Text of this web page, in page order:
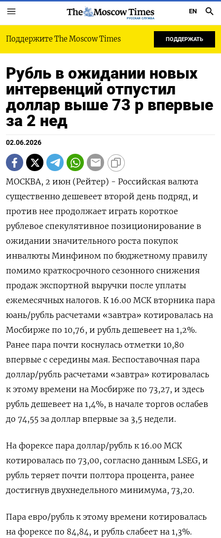
РУССКАЯ СЛУЖБА
EN
Поддержите The Moscow Times ПОДДЕРЖАТЬ
Рубль в ожидании новых
интервенций отпустил
доллар выше 73 р впервые
за 2 нед
02.06.2026
МОСКВА, 2 июн (Рейтер) - Российская валюта
существенно дешевеет второй день подряд, и
против нее продолжает играть короткое
рублевое спекулятивное позиционирование в
ожидании значительного роста покупок
инвалюты Минфином по бюджетному правилу
помимо краткосрочного сезонного снижения
продаж экспортной выручки после уплаты
‌ежемесячных налогов. К 16.00 МСК вторника пара
юань/рубль расчетами «завтра» котировалась на
Мосбирже по 10,76, и рубль дешевеет на 1,2%.
Ранее пара почти коснулась отметки 10,80
впервые с середины мая. Беспоставочная пара
доллар/рубль расчетами «завтра» котировалась
к этому времени ​на Мосбирже по 73,27, и ​здесь
рубль дешевеет на 1,4%, в ​начале торгов ⁠ослабев
до 74,55 за доллар впервые за 3,5 недели.
На форексе пара доллар/рубль ‌к 16.00 МСК
котировалась по 73,00, согласно данным ‌LSEG, и
рубль теряет почти полтора процента, ранее
достигнув двухнедельного минимума, 73,20.
Пара евро/рубль к этому времени котировалась ​
на форексе по 84,84, и рубль слабеет на 1,3%.